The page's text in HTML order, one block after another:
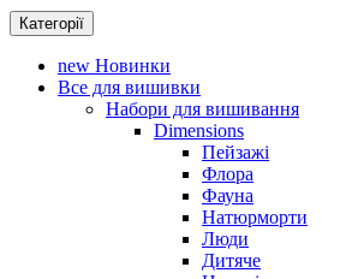
Категорії
new Новинки
Все для вишивки
Набори для вишивання
Dimensions
Пейзажі
Флора
Фауна
Натюрморти
Люди
Дитяче